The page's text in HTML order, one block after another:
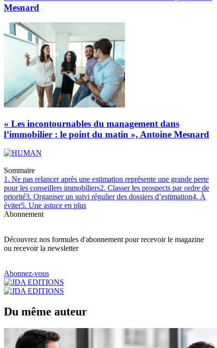
Mesnard
« Les incontournables du management dans
l’immobilier : le point du matin », Antoine Mesnard
Sommaire
1. Ne pas relancer après une estimation représente une grande perte
pour les conseillers immobiliers2. Classer les prospects par ordre de
priorité3. Organiser un suivi régulier des dossiers d’estimation4. À
éviter5. Une astuce en plus
Abonnement
Découvrez nos formules d'abonnement pour recevoir le magazine
ou recevoir la newsletter
Abonnez-vous
Du même auteur